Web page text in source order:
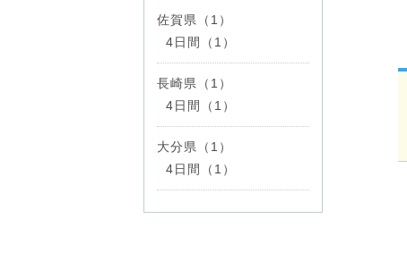
佐賀県（1）
4日間（1）
長崎県（1）
4日間（1）
大分県（1）
4日間（1）